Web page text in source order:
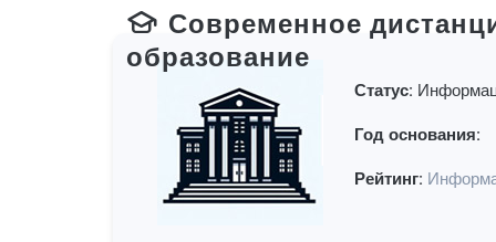
Современное
образование
Статус:
Год основания:
Рейтинг: